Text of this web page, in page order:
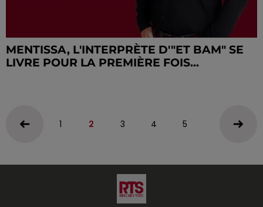
MENTISSA, L'INTERPRÈTE D'"ET BAM" SE
LIVRE POUR LA PREMIÈRE FOIS...
1 2 3 4 5